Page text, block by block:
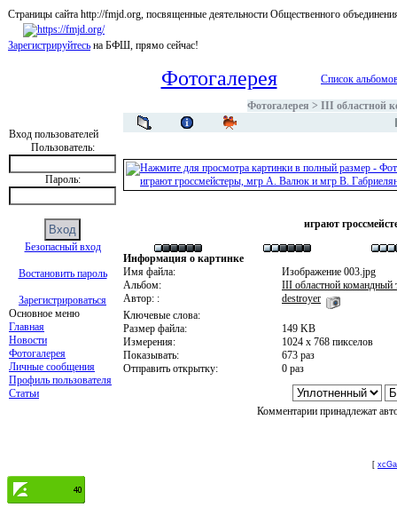
Страницы сайта http://fmjd.org, посвященные деятельности Общественного
Зарегистрируйтесь на БФШ, прямо сейчас!
Вход пользователей
Пользователь:
Пароль:
Безопасный вход
Востановить пароль
Зарегистрироваться
Основное меню
Главная
Новости
Фотогалерея
Личные сообщения
Профиль пользователя
Статьи
Фотогалерея Список
Фотогалерея > III областной
играют
Информация о картинке
Имя файла:
Изображение 003.jpg
Альбом:
III областной
Автор: :
destroyer
Ключевые слова:
Размер файла:
149 KB
Измерения:
1024 x 768 пикселов
Показывать:
673 раз
Отправить открытку:
0 раз
Комментарии принадлежат
[